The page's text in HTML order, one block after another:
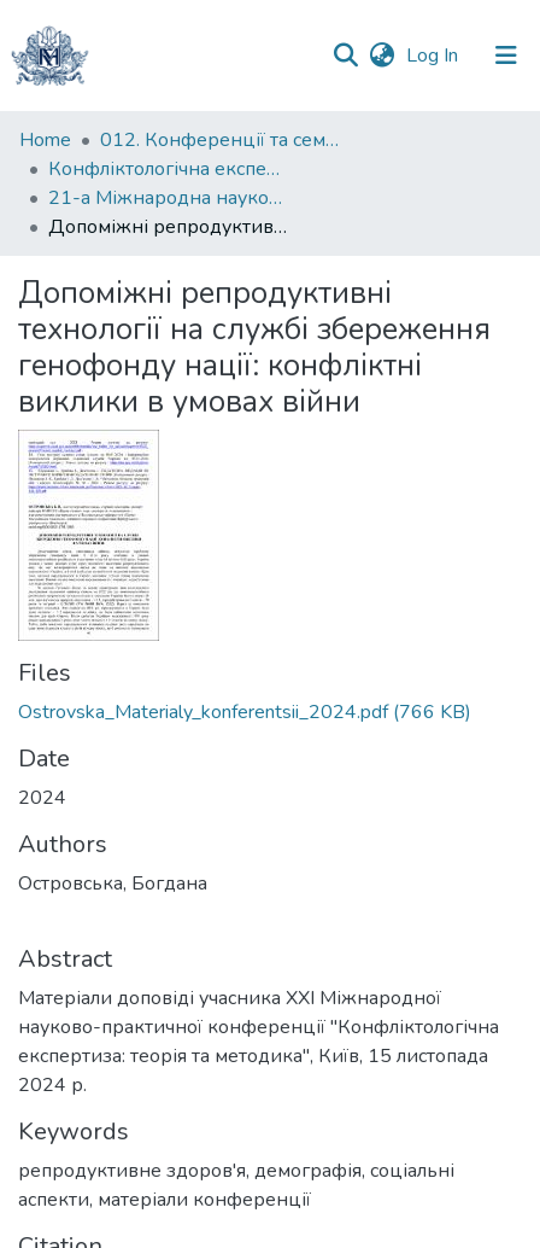
Log In (current)
Communities
&
Collections
All of DSpace
Statistics
Home
012. Конференції та семінари НаУКМА
Конфліктологічна експертиза: теорія та методика
21-а Міжнародна науково-практична конференція "Конфліктологічна експертиза: теорія та методика"
Допоміжні репродуктивні технології на службі збереження генофонду нації: конфліктні виклики в умовах війни
Допоміжні репродуктивні
технології на службі збереження
генофонду нації: конфліктні
виклики в умовах війни
Files
Ostrovska_Materialy_konferentsii_2024.pdf(766 KB)
Date
2024
Authors
Островська, Богдана
Abstract
Матеріали доповіді учасника ХХІ Міжнародної
науково-практичної конференції "Конфліктологічна
експертиза: теорія та методика", Київ, 15 листопада
2024 р.
Keywords
репродуктивне здоров'я, демографія, соціальні
аспекти, матеріали конференції